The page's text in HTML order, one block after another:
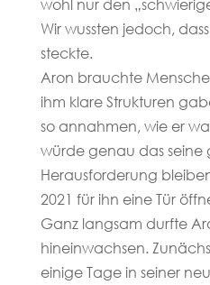
wohl nur den
Wir wussten jedoch,
steckte.
Aron brauchte
ihm klare Strukturen
so annahmen, wie er
würde genau das seine
Herausforderung
2021 für ihn eine Tür
Ganz langsam durfte
hineinwachsen.
einige Tage in seiner